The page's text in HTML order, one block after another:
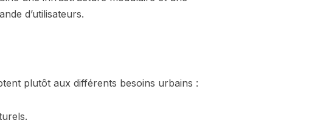
d’utilisateurs.
plutôt aux différents besoins urbains :